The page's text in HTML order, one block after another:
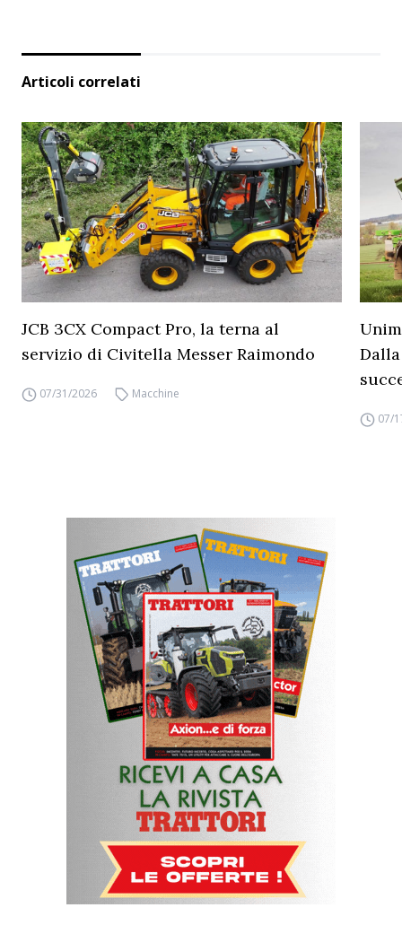
Articoli correlati
JCB 3CX Compact Pro, la terna al
servizio di Civitella Messer Raimondo
07/31/2026 Macchine
07/